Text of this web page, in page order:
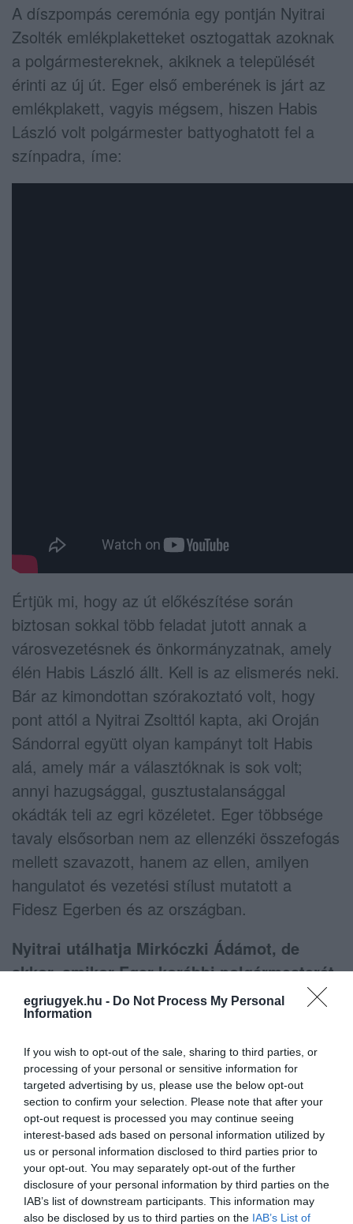
egriugyek.hu - Do Not Process My Personal
Information
If you wish to opt-out of the sale, sharing to third parties, or
processing of your personal or sensitive information for
targeted advertising by us, please use the below opt-out
section to confirm your selection. Please note that after your
opt-out request is processed you may continue seeing
interest-based ads based on personal information utilized by
us or personal information disclosed to third parties prior to
your opt-out. You may separately opt-out of the further
disclosure of your personal information by third parties on the
IAB’s list of downstream participants. This information may
also be disclosed by us to third parties on the IAB’s List of
A díszpompás ceremónia egy pontján Nyitrai
Zsolték emlékplaketteket osztogattak azoknak
a polgármestereknek, akiknek a települését
érinti az új út. Eger első emberének is járt az
emlékplakett, vagyis mégsem, hiszen Habis
László volt polgármester battyoghatott fel a
színpadra, íme:
Értjük mi, hogy az út előkészítése során
biztosan sokkal több feladat jutott annak a
városvezetésnek és önkormányzatnak, amely
élén Habis László állt. Kell is az elismerés neki.
Bár az kimondottan szórakoztató volt, hogy
pont attól a Nyitrai Zsolttól kapta, aki Oroján
Sándorral együtt olyan kampányt tolt Habis
alá, amely már a választóknak is sok volt;
annyi hazugsággal, gusztustalansággal
okádták teli az egri közéletet. Eger többsége
tavaly elsősorban nem az ellenzéki összefogás
mellett szavazott, hanem az ellen, amilyen
hangulatot és vezetési stílust mutatott a
Fidesz Egerben és az országban.
Nyitrai utálhatja Mirkóczki Ádámot, de
akkor, amikor Eger korábbi polgármesterét
a színpadra hívja és odanyújtja neki az út
átadása kapcsán készült emléklapot, azt
üzeni Eger egy jelentős részének, hogy
"Elmehettek ti a francba a megválasztott
vezetőtökkel együtt!".
Emlékplakett egy normális országnak?
Miből tartott volna kettővel több
keményfedelest nyomtatni, és Habis után
kihívni Mirkóczki Ádámot, illetve az időközben